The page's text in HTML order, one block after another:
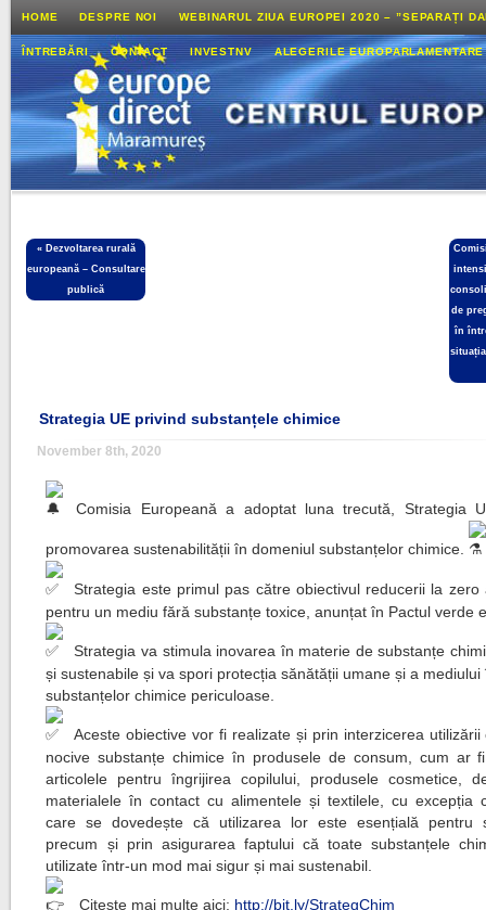
HOME DESPRE NOI WEBINARUL ZIUA EUROPEI 2020 – ”SEPARAȚI
ÎNTREBĂRI CONTACT INVESTNV ALEGERILE
« Dezvoltarea rurală
europeană – Consultare
publică
de
în
Strategia UE privind substanțele chimice
November 8th, 2020
Comisia Europeană a adoptat luna trecută, Strategia
promovarea sustenabilității în domeniul substanțelor chimice.
Strategia este primul pas către obiectivul reducerii la zero
pentru un mediu fără substanțe toxice, anunțat în Pactul verde
Strategia va stimula inovarea în materie de substanțe
și sustenabile și va spori protecția sănătății umane și a
substanțelor chimice periculoase.
Aceste obiective vor fi realizate și prin interzicerea utilizării
nocive substanțe chimice în produsele de consum, cum ar
articolele pentru îngrijirea copilului, produsele cosmetice,
materialele în contact cu alimentele și textilele, cu excepția
care se dovedește că utilizarea lor este esențială pentru
precum și prin asigurarea faptului că toate substanțele
utilizate într-un mod mai sigur și mai sustenabil.
Citește mai multe aici: http://bit.ly/StrategChim